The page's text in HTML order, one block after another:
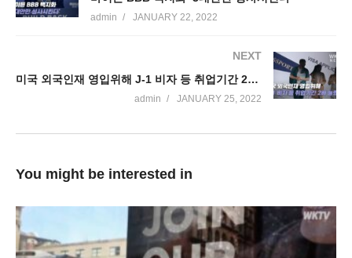
admin JANUARY 22, 2022
NEXT
미국 외국인재 영입위해 J-1 비자 등 취업기간 2배 늘렸다
admin JANUARY 25, 2022
You might be interested in